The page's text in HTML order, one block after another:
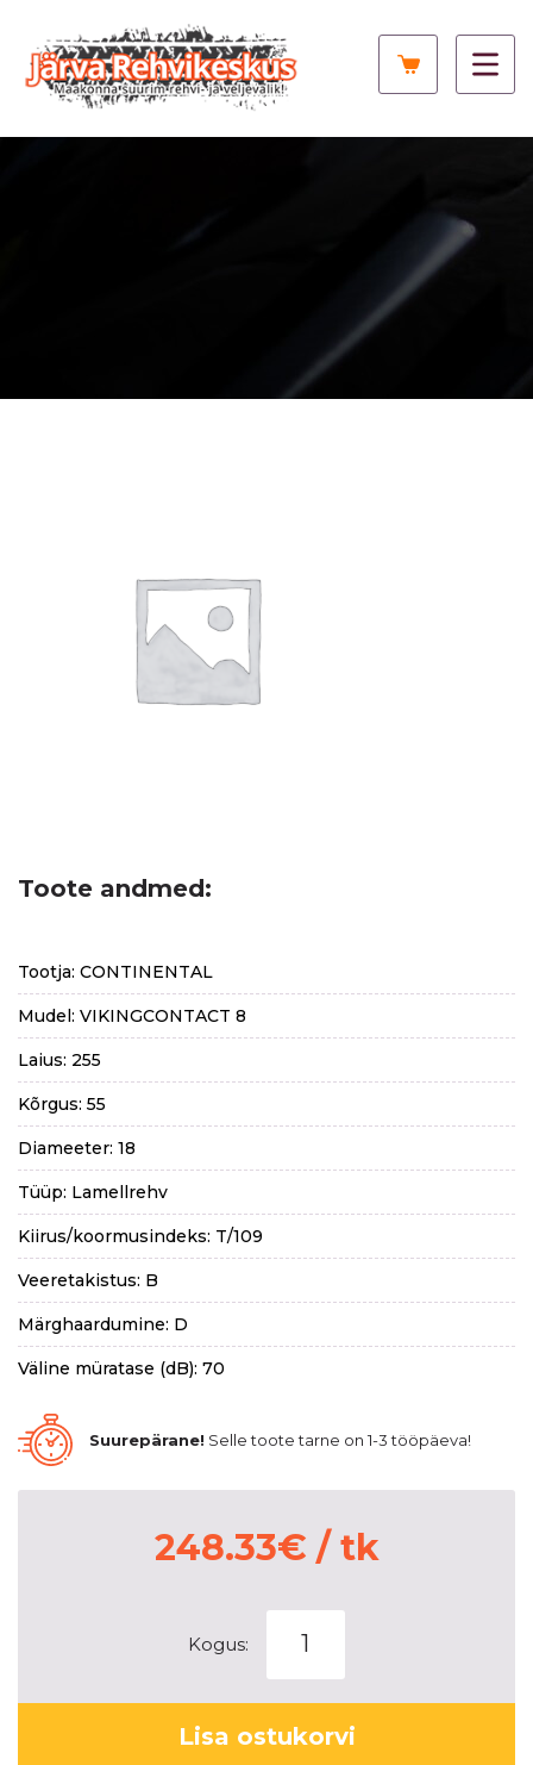
Toote andmed:
Tootja: CONTINENTAL
Mudel: VIKINGCONTACT 8
Laius: 255
Kõrgus: 55
Diameeter: 18
Tüüp: Lamellrehv
Kiirus/koormusindeks: T/109
Veeretakistus: B
Märghaardumine: D
Väline müratase (dB): 70
Suurepärane! Selle toote tarne on 1-3 tööpäeva!
248.33€ / tk
Kogus:
VIKINGCONTACT
8
kogus
Lisa ostukorvi